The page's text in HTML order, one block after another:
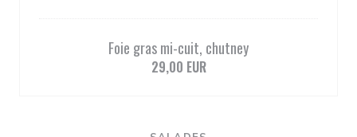
Foie gras mi-cuit, chutney
29,00 EUR